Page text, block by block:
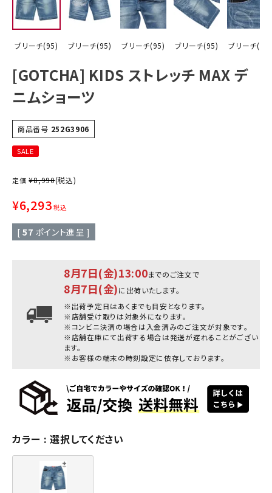
ブリーチ(95) ブリーチ(95) ブリーチ(95) ブリーチ(95) ブリーチ(95)
[GOTCHA] KIDS ストレッチ MAX デ
ニムショーツ
商品番号 252G3906
SALE
定価 ¥8,990(税込)
¥6,293 税込
[ 57 ポイント進呈 ]
8月7日(金)13:00までのご注文で
8月7日(金)に出荷いたします。
※出荷予定日はあくまでも目安となります。
※店舗受け取りは対象外になります。
※コンビニ決済の場合は入金済みのご注文が対象です。
※店舗在庫にて出荷する場合は発送が遅れることがござい
ます。
※お客様の端末の時刻設定に依存しております。
カラー 選択してください